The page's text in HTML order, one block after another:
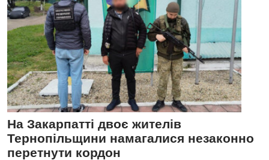
На Закарпатті двоє жителів
Тернопільщини намагалися незаконно
перетнути кордон